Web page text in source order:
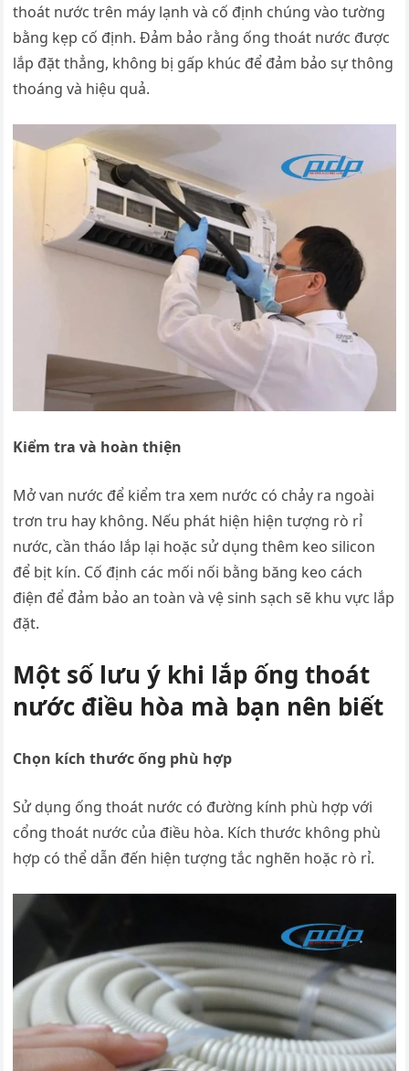
thoát nước trên máy lạnh và cố định chúng vào tường
bằng kẹp cố định. Đảm bảo rằng ống thoát nước được
lắp đặt thẳng, không bị gấp khúc để đảm bảo sự thông
thoáng và hiệu quả.
Kiểm tra và hoàn thiện
Mở van nước để kiểm tra xem nước có chảy ra ngoài
trơn tru hay không. Nếu phát hiện hiện tượng rò rỉ
nước, cần tháo lắp lại hoặc sử dụng thêm keo silicon
để bịt kín. Cố định các mối nối bằng băng keo cách
điện để đảm bảo an toàn và vệ sinh sạch sẽ khu vực lắp
đặt.
Một số lưu ý khi lắp ống thoát
nước điều hòa mà bạn nên biết
Chọn kích thước ống phù hợp
Sử dụng ống thoát nước có đường kính phù hợp với
cổng thoát nước của điều hòa. Kích thước không phù
hợp có thể dẫn đến hiện tượng tắc nghẽn hoặc rò rỉ.